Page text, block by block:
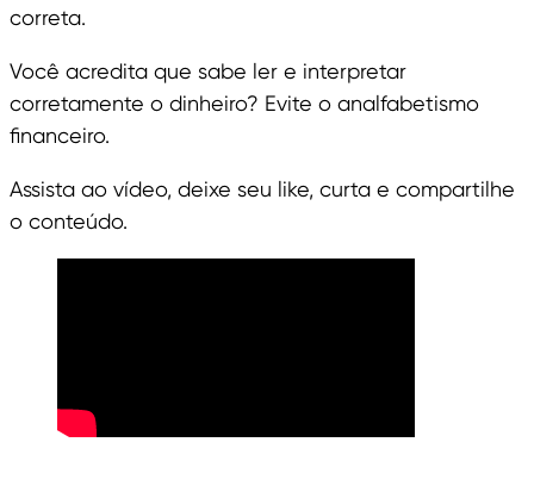
correta.
Você acredita que sabe ler e interpretar
corretamente o dinheiro? Evite o analfabetismo
financeiro.
Assista ao vídeo, deixe seu like, curta e compartilhe
o conteúdo.